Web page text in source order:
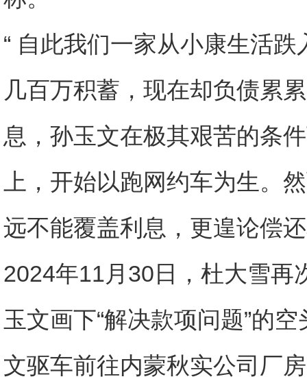
“ 自此我们一家从小康生活
几百万积蓄，现在却负债累
息，孙玉文在极其艰苦的条
上，开始以跑网约车为生。
远不能覆盖利息，更遑论偿
2024年11月30日，杜大雪再
玉文画下“解决款项问题”的
文驱车前往内蒙秋实公司厂